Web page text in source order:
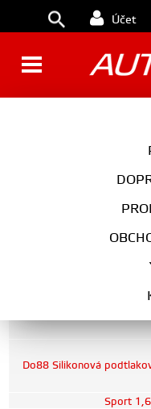
Účet
Do88
hadice
Swift Sport
Do88 Silikonová
Sport